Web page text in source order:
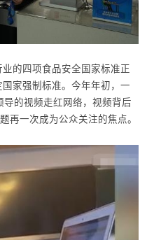
的四项食品安全国家标准正
家强制标准。今年年初，一
的视频走红网络，视频背后
再一次成为公众关注的焦点。